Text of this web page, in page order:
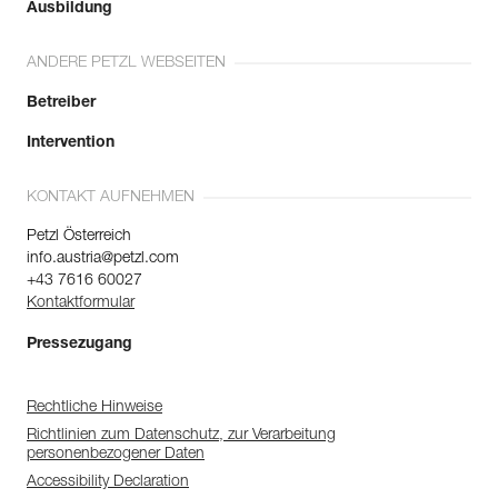
Ausbildung
ANDERE PETZL WEBSEITEN
Betreiber
Intervention
KONTAKT AUFNEHMEN
Petzl Österreich
info.austria@petzl.com
+43 7616 60027
Kontaktformular
Pressezugang
Rechtliche Hinweise
Richtlinien zum Datenschutz, zur Verarbeitung
personenbezogener Daten
Accessibility Declaration